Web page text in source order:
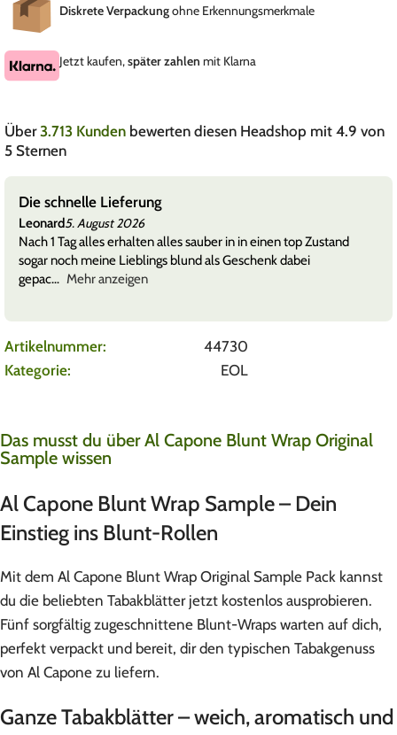
Diskrete Verpackungohne Erkennungsmerkmale
Jetzt kaufen,später zahlen mit Klarna
Über3.713 Kunden bewerten diesen Headshop mit 4.9 von
5 Sternen
Die schnelle Lieferung
Leonard5. August 2026
Nach 1 Tag alles erhalten alles sauber in in einen top Zustand
sogar noch meine Lieblings blund als Geschenk dabei
gepac
Mehr anzeigen
Artikelnummer:
44730
Kategorie:
EOL
Das musst du über Al Capone Blunt Wrap Original
Sample wissen
Al Capone Blunt Wrap Sample – Dein
Einstieg ins Blunt-Rollen
Mit dem Al Capone Blunt Wrap Original Sample Pack kannst
du die beliebten Tabakblätter jetzt kostenlos ausprobieren.
Fünf sorgfältig zugeschnittene Blunt-Wraps warten auf dich,
perfekt verpackt und bereit, dir den typischen Tabakgenuss
von Al Capone zu liefern.
Ganze Tabakblätter – weich, aromatisch und